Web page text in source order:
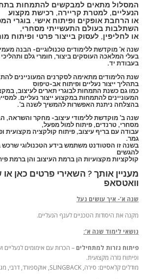
המסלול מתאים למבקשים להתמחות
הנעליים, למטרת קריירה, רכישת מקצוע
או הרחבת אופקים ופיתוח אישי. בוגרי
השתלבות בעולם התעשייתי מסחרי,
או לחליפין, לעסוק בייצור פרטי ופיתוח
שנה א’ מוקדשת ללימודים טכנולוגיים- הבנה
בעלי המלאכה העוסקים ביצור, חומרי גלם
בעבודת יד.
שנת הלימודים מתאימה לסקרנים המעוניינים
בתהליך ייצור נעליים ופיתוח אב-טיפוס
כמו גם כשנת התמחות לבוגרי תארים לעיצוב,
המעוניינים להתמחות במקצוע ייצור נעליים.
בהצלחה ניתנת האפשרות להמשיך לשנה ב’.
שנה ב’ מוקדשת ללימודי עיצוב- מחקר והשראה,
מסחרי, טרנדים, פיתוח למול מפעל,
עבודה עם בריף עיצוב, פיתוח קולקציה מקצועית
גמר.
בשנה זו הסטודנט משתמש בידע הטכנולוגי
להגשים
קולקציות מקצועיות הן ברמת העיצוב והן ברמת
מעניין אותך ? השאירי פרטים כאן או
וואטסאפ
שנה א’- איך עושים נעל
מקנה את היסודות הטכניים לענף הנעליים.
נושאי לימוד שנה א’:
פיתוח גזרות למתחילים – הכרות עם אימומים לנעליים
ופיתוח גזרה מקצועית.
מודלים קלאסיים: סירה, SLINGBACK, אוקספורד, דרבי, מגף וסנדל.